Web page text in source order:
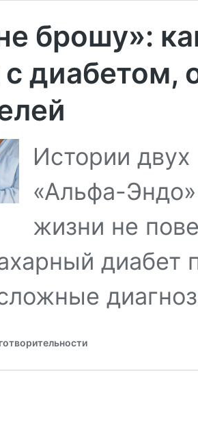
брошу»:
диабетом,
Истории
«Альфа-
жизни не
диабет